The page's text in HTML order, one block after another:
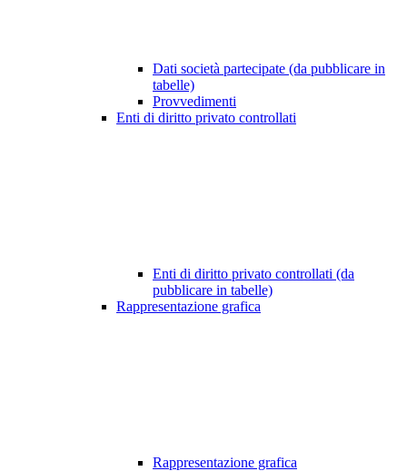
Dati società partecipate (da pubblicare in
tabelle)
Provvedimenti
Enti di diritto privato controllati
Enti di diritto privato controllati (da
pubblicare in tabelle)
Rappresentazione grafica
Rappresentazione grafica